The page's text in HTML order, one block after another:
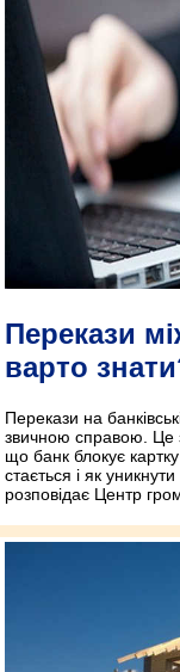
Перекази
варто
Перекази на
звичною справою. Це
що банк блокує
стається і як
розповідає Центр